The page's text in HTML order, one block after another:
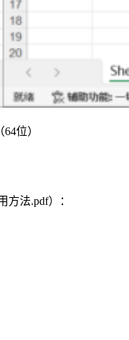
位）
方法.pdf）：